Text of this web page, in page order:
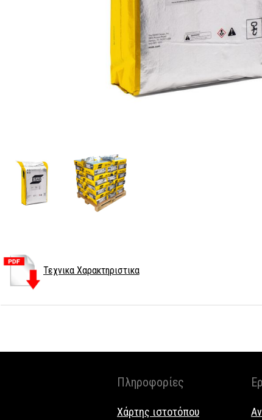
Τεχνικα Χαρακτηριστικα
Πληροφορίες
Χάρτης ιστοτόπου